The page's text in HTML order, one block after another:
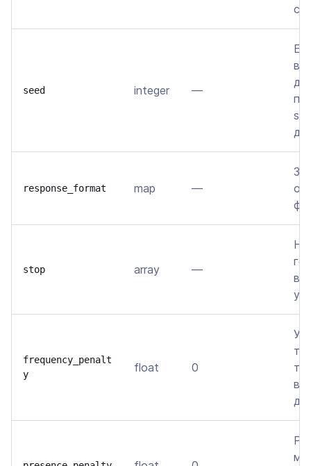
seed integer —
response_format map —
stop array —
frequency_penalt
y
float 0